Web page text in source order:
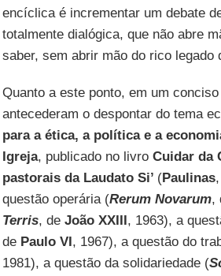
encíclica é incrementar um debate
totalmente dialógica, que não abre
saber, sem abrir mão do rico legado
Quanto a este ponto, em um
antecederam o despontar do tema
para a ética, a política e a
Igreja, publicado no livro Cuidar da
pastorais da Laudato Si’ (Paulinas
questão operária (Rerum Novarum,
Terris, de João XXIII, 1963), a
de Paulo VI, 1967), a questão do
1981), a questão da solidariedade (